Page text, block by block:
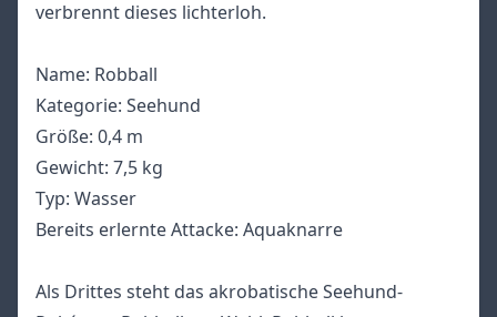
verbrennt dieses lichterloh.
Name: Robball
Kategorie: Seehund
Größe: 0,4 m
Gewicht: 7,5 kg
Typ: Wasser
Bereits erlernte Attacke: Aquaknarre
Als Drittes steht das akrobatische Seehund-